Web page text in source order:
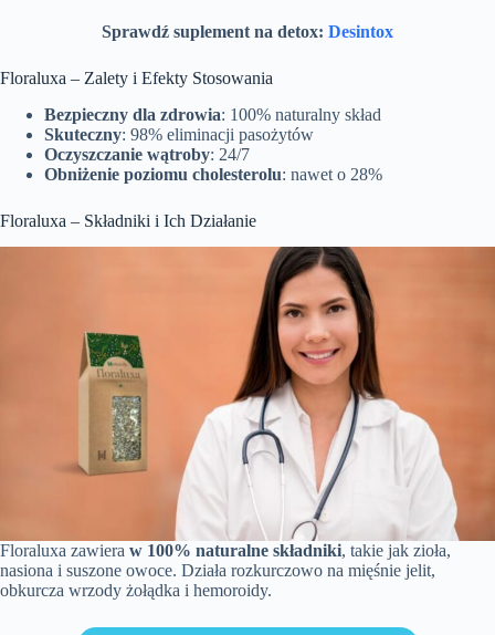
Sprawdź suplement na detox: Desintox
Floraluxa – Zalety i Efekty Stosowania
Bezpieczny dla zdrowia: 100% naturalny skład
Skuteczny: 98% eliminacji pasożytów
Oczyszczanie wątroby: 24/7
Obniżenie poziomu cholesterolu: nawet o 28%
Floraluxa – Składniki i Ich Działanie
Floraluxa zawiera w 100% naturalne składniki, takie jak zioła,
nasiona i suszone owoce. Działa rozkurczowo na mięśnie jelit,
obkurcza wrzody żołądka i hemoroidy.